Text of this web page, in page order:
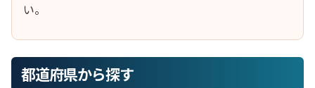
い。
都道府県から探す